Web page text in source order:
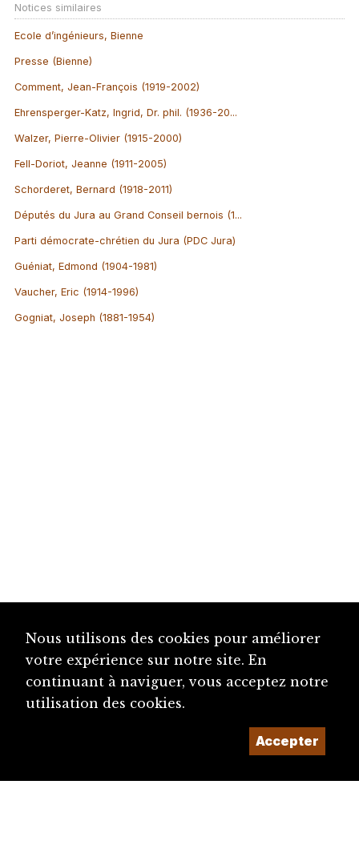
Notices similaires
Ecole d’ingénieurs, Bienne
Presse (Bienne)
Comment, Jean-François (1919-2002)
Ehrensperger-Katz, Ingrid, Dr. phil. (1936-20...
Walzer, Pierre-Olivier (1915-2000)
Fell-Doriot, Jeanne (1911-2005)
Schorderet, Bernard (1918-2011)
Députés du Jura au Grand Conseil bernois (1...
Parti démocrate-chrétien du Jura (PDC Jura)
Guéniat, Edmond (1904-1981)
Vaucher, Eric (1914-1996)
Gogniat, Joseph (1881-1954)
Nous utilisons des cookies pour améliorer
votre expérience sur notre site. En
continuant à naviguer, vous acceptez notre
utilisation des cookies.
Accepter